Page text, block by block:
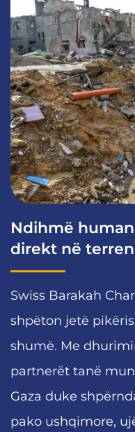
Ndihmë
direkt në terren
Swiss Barakah
shpëton jetë
shumë. Me
partnerët tanë
Gaza duke
pako ushqimore,